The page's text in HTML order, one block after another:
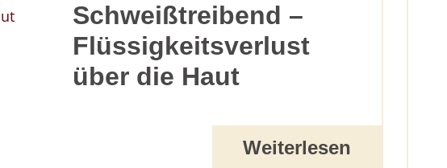
Schweißtreibend –
Flüssigkeitsverlust
über die Haut
Weiterlesen